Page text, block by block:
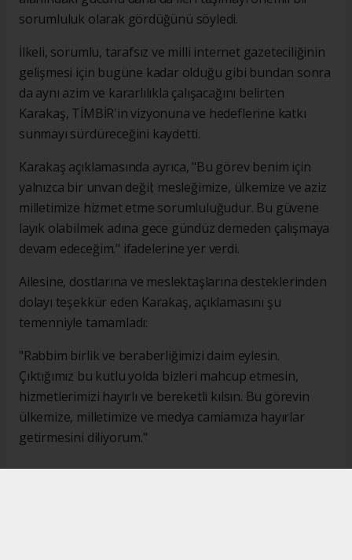
sorumluluk olarak gördüğünü söyledi.
İlkeli, sorumlu, tarafsız ve milli internet gazeteciliğinin
gelişmesi için bugüne kadar olduğu gibi bundan sonra
da aynı azim ve kararlılıkla çalışacağını belirten
Karakaş, TİMBİR'in vizyonuna ve hedeflerine katkı
sunmayı sürdüreceğini kaydetti.
Karakaş açıklamasında ayrıca, "Bu görev benim için
yalnızca bir unvan değil; mesleğimize, ülkemize ve aziz
milletimize hizmet etme sorumluluğudur. Bu güvene
layık olabilmek adına gece gündüz demeden çalışmaya
devam edeceğim." ifadelerine yer verdi.
Ailesine, dostlarına ve meslektaşlarına desteklerinden
dolayı teşekkür eden Karakaş, açıklamasını şu
temenniyle tamamladı:
"Rabbim birlik ve beraberliğimizi daim eylesin.
Çıktığımız bu kutlu yolda bizleri mahcup etmesin,
hizmetlerimizi hayırlı ve bereketli kılsın. Bu görevin
ülkemize, milletimize ve medya camiamıza hayırlar
getirmesini diliyorum."